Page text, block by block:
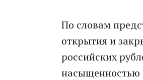
По словам
открытия и
российских
насыщенностью